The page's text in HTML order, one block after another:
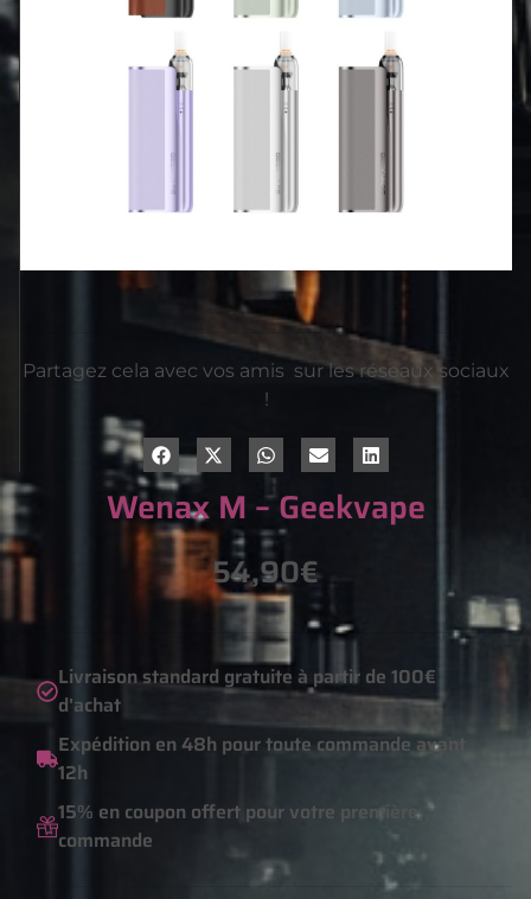
Wenax M – Geekvape
54,90€
Livraison standard gratuite à partir de 100€
d'achat
Expédition en 48h pour toute commande avant
12h
15% en coupon offert pour votre première
commande
Partagez cela avec vos amis sur les réseaux sociaux
!